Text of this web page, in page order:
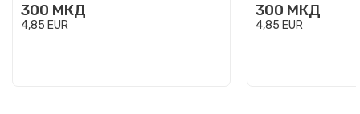
300 МКД
4,85 EUR
300 МКД
4,85 EUR